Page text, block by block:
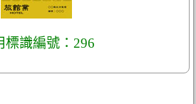
標識編號：296